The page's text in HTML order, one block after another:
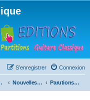
Connexion
S’enregistrer
Nouvelles de toutes sortes, concerts, partitions… Parutions - Editions